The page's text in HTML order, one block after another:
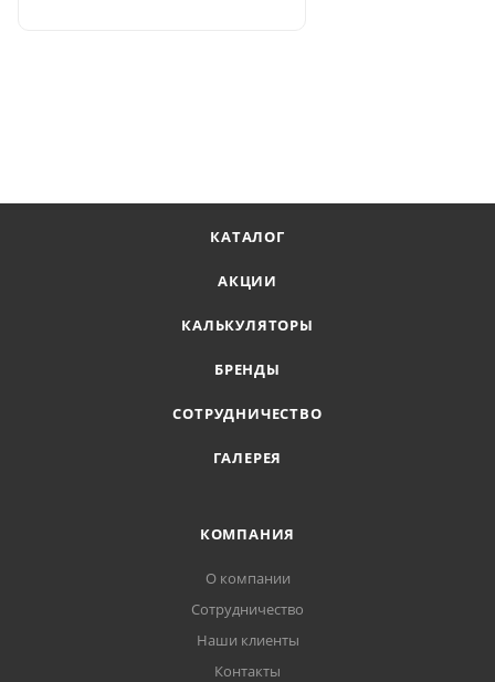
КАТАЛОГ
АКЦИИ
КАЛЬКУЛЯТОРЫ
БРЕНДЫ
СОТРУДНИЧЕСТВО
ГАЛЕРЕЯ
КОМПАНИЯ
О компании
Сотрудничество
Наши клиенты
Контакты